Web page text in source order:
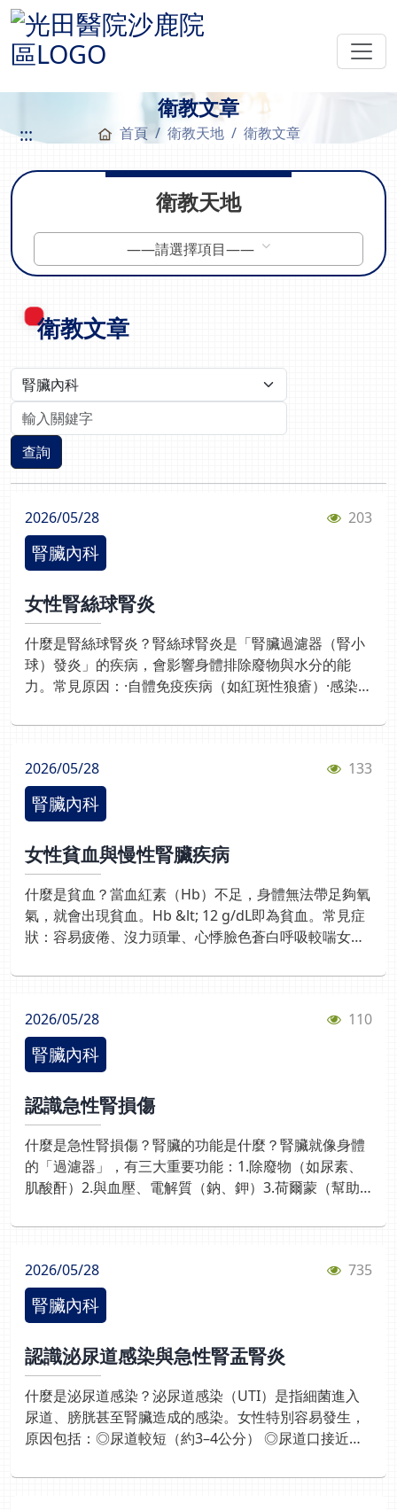
衛教文章
::: 首頁 衛教天地 衛教文章
衛教天地
——請選擇項目——
衛教文章
關鍵字查詢
查詢
2026/05/28 203
腎臟內科
女性腎絲球腎炎
什麼是腎絲球腎炎？腎絲球腎炎是「腎臟過濾器（腎小
球）發炎」的疾病，會影響身體排除廢物與水分的能
力。常見原因：·自體免疫疾病（如紅斑性狼瘡）·感染後
病（如糖尿病、高血壓）常見症狀：·蛋白尿:尿液有泡
常見於眼皮、腳踝·高血壓:水分、鹽分無法正常排出·疲
倦、食慾不振女性患者需要特別注意：· 女性較容易罹患
（約占6成以上）· 荷爾蒙（雌激素）可能影響病情變化
與生育規劃：階段管理重點懷孕前準備評估腎功能、病
情穩定度；審視用藥安全性並討論懷孕計畫。懷孕期間
管理密切監測血壓、蛋白尿及腎功能；調整治療方案以
預防併發症。產後追蹤評估產後腎臟狀態，持續追蹤母
嬰健康並調整長期照護計畫。日常照護重點：定期追蹤
個人狀況調整日常作息。※自我照護與用藥：建立用藥
時間表並使用藥盒管理；理解藥物適應症、劑量及其副
作用。併發症預防：控制高血壓 → 保護腎臟、併發症預
驗知多少：Q1.腎絲球腎炎飲食建議為何？A.高鹽飲食B.
女性患者較需要注意哪種感染？A.呼吸道感染B.泌尿道
感染C.皮膚感染D.腸胃炎
2026/05/28 133
腎臟內科
女性貧血與慢性腎臟疾病
什麼是貧血？當血紅素（Hb）不足，身體無法帶足夠氧
氣，就會出現貧血。Hb &lt; 12 g/dL即為貧血。常見症
狀：容易疲倦、沒力頭暈、心悸臉色蒼白呼吸較喘女性
每3位女性就有1位曾有貧血問題腎臟病為什麼會造成貧
助造血腎功能變差 → 紅血球變少2.尿毒素影響造血體內
毒素累積 → 抑制骨髓造血3.鐵利用變差即使有鐵，也用
不出來（功能性缺鐵）約30–50%慢性腎臟病患者會有
血液需求增加，貧血更容易惡化治療重點（醫師會評
估）✔ 補充鐵劑（口服或靜脈）✔ 使用造血針
（EPO）✔ 同時控制腎臟病(血壓血糖管理:使用降壓藥
及糖尿病治療藥物， 控制併發症風險。)✔ 飲食建議
（非常重要！）高鐵質食物如圖：日常照護建議定期抽
月經會造成鐵質流失女性不需要鐵質女性血液較多Q2.
下列何種飲食搭配有助於改善貧血？鐵質食物＋維生素
C高油食物＋糖高鹽食物＋蛋白質只吃蔬菜不吃肉
2026/05/28 110
腎臟內科
認識急性腎損傷
什麼是急性腎損傷？腎臟的功能是什麼？腎臟就像身體
的「過濾器」，有三大重要功能：1.除廢物（如尿素、
肌酸酐）2.與血壓、電解質（鈉、鉀）3.荷爾蒙（幫助
水、失血、血壓過低（腎臟血流不足）腎臟本身問題:藥
石、攝護腺肥大…導致尿液排不出來哪些人要特別注
意？1.65歲以上長者2.糖尿病、高血壓、慢性腎臟病患
者3.重大手術或住院重症患者早期症狀（常被忽略）：
出現：呼吸困難血壓升高可能的嚴重併發症：肺水腫
（呼吸困難）、心臟衰竭、高血鉀（可能致命心律不
整）、酸中毒治療重點：1.找出原因並立即處理（移除
藥物毒性或解除尿路阻塞）2.維持水分平衡（避免脫水
或水腫）3.調整電解質（及時糾正血鉀、鈉異常）4.必
2026/05/28 735
腎臟內科
認識泌尿道感染與急性腎盂腎炎
什麼是泌尿道感染？泌尿道感染（UTI）是指細菌進入
尿道、膀胱甚至腎臟造成的感染。女性特別容易發生，
原因包括：◎尿道較短（約3–4公分） ◎尿道口接近陰
染二、常見症狀（膀胱炎）當感染在膀胱時，可能出